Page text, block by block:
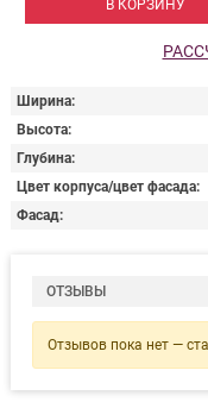
В КОРЗИНУ
Ширина
Высота
Глубина
Цвет корпуса/цвет фасада
Фасад
ОТЗЫВЫ
Отзывов пока нет —